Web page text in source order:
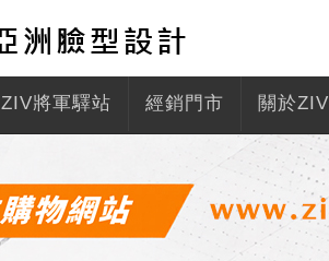
ZIV將軍驛站 經銷門市 關於ZIV